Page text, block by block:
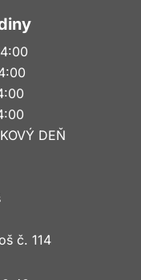
DEŇ
č. 114